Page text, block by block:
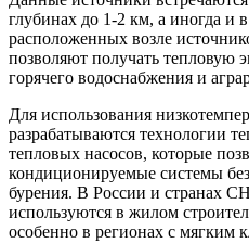
глубинах до 1-2 км, а иногда и
расположенных возле
позволяют получать тепловую
горячего водоснабжения и
Для использования
разрабатываются технологии
тепловых насосов, которые
кондиционируемые системы
бурения. В России и странах
используются в жилом
особенно в регионах с мягким